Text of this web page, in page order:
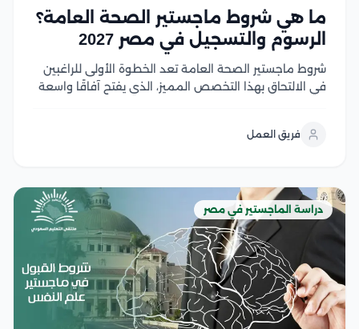
ما هي شروط ماجستير الصحة العامة؟
الرسوم والتسجيل في مصر 2027
شروط ماجستير الصحة العامة تعد الخطوة الأولى للراغبين
في الالتحاق بهذا التخصص المميز، الذي يفتح آفاقًا واسعة
البرنامج المناسب ومعرفة متطلبات القبول أمر ضروري...
فريق العمل
دراسة الماجستير في مصر